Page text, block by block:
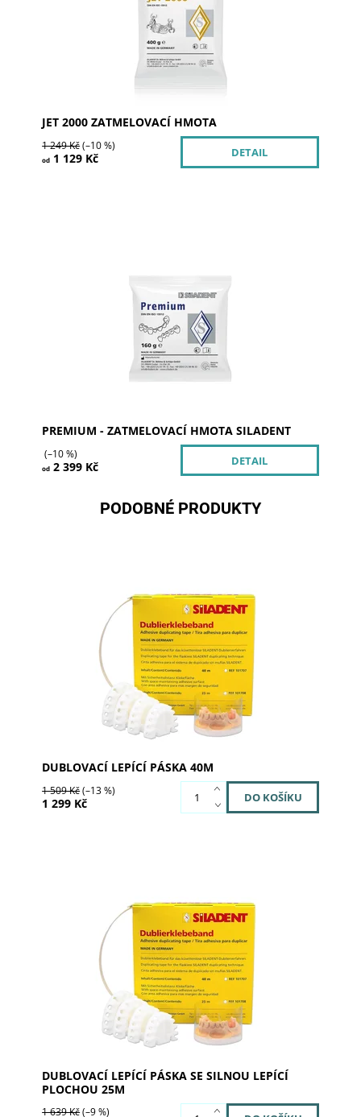
Skladem >5
102101
SILADENT
JET 2000 ZATMELOVACÍ HMOTA
1 249 Kč(–10 %)
od 1 129 Kč DETAIL
vlastností. Je vhodná pro odlévání všech typů...
Skladem >5
101804
SILADENT
PREMIUM - ZATMELOVACÍ HMOTA SILADENT
(–10 %)
od 2 399 Kč DETAIL
PODOBNÉ PRODUKTY
Skladem 5
101707
SILADENT
DUBLOVACÍ LEPÍCÍ PÁSKA 40M
1 509 Kč(–13 %)
1 299 Kč
Skladem 2
101708
SILADENT
DUBLOVACÍ LEPÍCÍ PÁSKA SE SILNOU LEPÍCÍ
PLOCHOU 25M
1 639 Kč(–9 %)